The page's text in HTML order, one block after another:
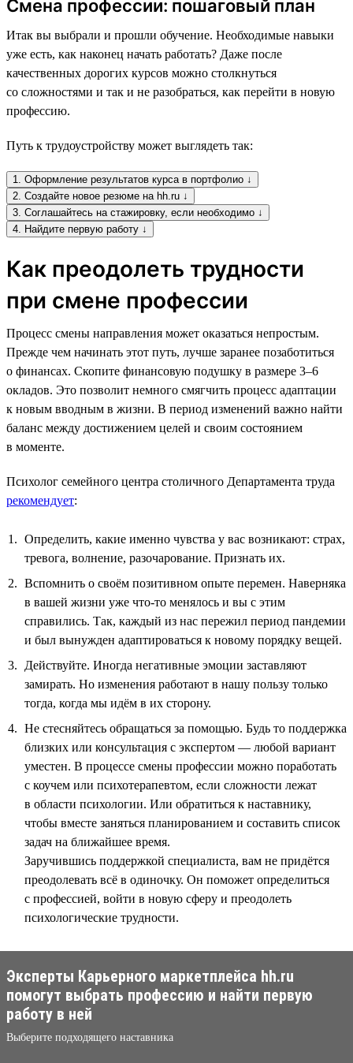
Смена профессии: пошаговый план
Итак вы выбрали и прошли обучение. Необходимые навыки
уже есть, как наконец начать работать? Даже после
качественных дорогих курсов можно столкнуться
со сложностями и так и не разобраться, как перейти в новую
профессию.
Путь к трудоустройству может выглядеть так:
1. Оформление результатов курса в портфолио ↓
2. Создайте новое резюме на hh.ru ↓
3. Соглашайтесь на стажировку, если необходимо ↓
4. Найдите первую работу ↓
Как преодолеть трудности
при смене профессии
Процесс смены направления может оказаться непростым.
Прежде чем начинать этот путь, лучше заранее позаботиться
о финансах. Скопите финансовую подушку в размере 3–6
окладов. Это позволит немного смягчить процесс адаптации
к новым вводным в жизни. В период изменений важно найти
баланс между достижением целей и своим состоянием
в моменте.
Психолог семейного центра столичного Департамента труда
рекомендует:
Определить, какие именно чувства у вас возникают: страх,
тревога, волнение, разочарование. Признать их.
Вспомнить о своём позитивном опыте перемен. Наверняка
в вашей жизни уже что-то менялось и вы с этим
справились. Так, каждый из нас пережил период пандемии
и был вынужден адаптироваться к новому порядку вещей.
Действуйте. Иногда негативные эмоции заставляют
замирать. Но изменения работают в нашу пользу только
тогда, когда мы идём в их сторону.
Не стесняйтесь обращаться за помощью. Будь то поддержка
близких или консультация с экспертом — любой вариант
уместен. В процессе смены профессии можно поработать
с коучем или психотерапевтом, если сложности лежат
в области психологии. Или обратиться к наставнику,
чтобы вместе заняться планированием и составить список
задач на ближайшее время.
Заручившись поддержкой специалиста, вам не придётся
преодолевать всё в одиночку. Он поможет определиться
с профессией, войти в новую сферу и преодолеть
психологические трудности.
Эксперты Карьерного маркетплейса hh.ru
помогут выбрать профессию и найти первую
работу в ней
Выберите подходящего наставника